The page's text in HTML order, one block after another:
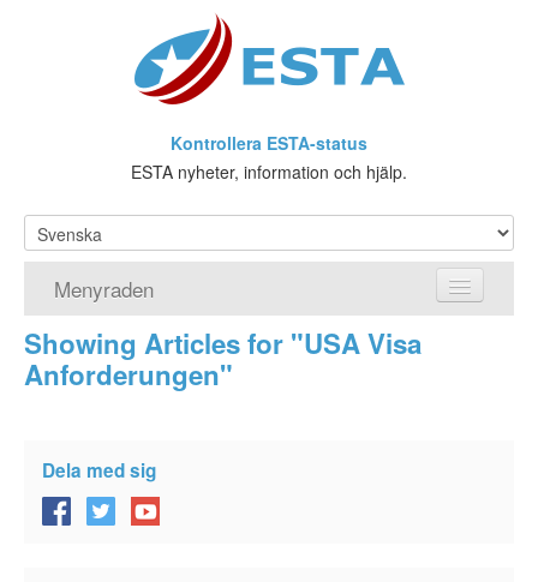
Kontrollera ESTA-status
ESTA nyheter, information och hjälp.
Menyraden
Hemsida
ESTA Ansökan
Viseringsundantag
Showing Articles for "USA Visa
Anforderungen"
Dela med sig